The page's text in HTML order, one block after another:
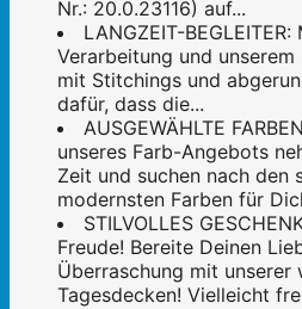
Nr.: 20.0.23116) auf...
LANGZEIT-
Verarbeitung und
mit Stitchings und
dafür, dass die...
AUSGEWÄHLTE
unseres Farb-Angebots
Zeit und suchen nach den
modernsten Farben für
STILVOLLES
Freude! Bereite Deinen
Überraschung mit unserer
Tagesdecken! Vielleicht